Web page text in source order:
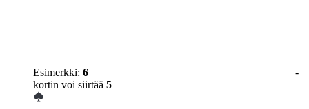
Esimerkki: 6
-
kortin voi siirtää 5